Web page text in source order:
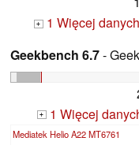
+ 1 Więcej danych
Geekbench 6.7-
+ 1 Więcej
Mediatek Helio A22 MT6761